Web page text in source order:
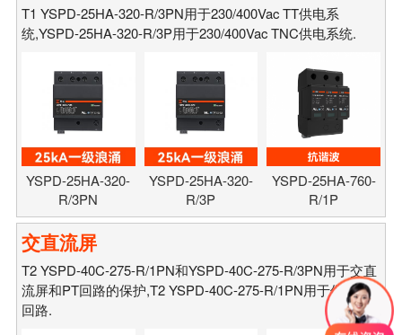
T1 YSPD-25HA-320-R/3PN用于230/400Vac TT供电系
统,YSPD-25HA-320-R/3P用于230/400Vac TNC供电系统.
YSPD-25HA-320-
R/3PN
YSPD-25HA-320-
R/3P
YSPD-25HA-760-
R/1P
交直流屏
T2 YSPD-40C-275-R/1PN和YSPD-40C-275-R/3PN用于交直
流屏和PT回路的保护,T2 YSPD-40C-275-R/1PN用于保护CT
回路.